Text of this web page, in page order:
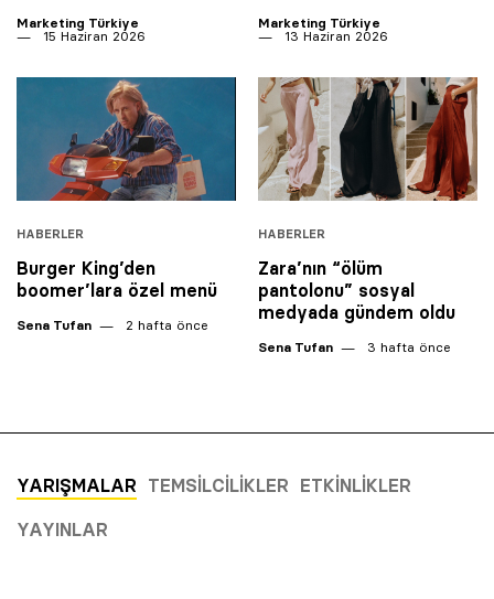
Marketing Türkiye
15 Haziran 2026
Marketing Türkiye
13 Haziran 2026
HABERLER
Burger King’den
boomer’lara özel menü
Sena Tufan 2 hafta önce
HABERLER
Zara’nın “ölüm
pantolonu” sosyal
medyada gündem oldu
Sena Tufan 3 hafta önce
YARIŞMALAR TEMSILCILIKLER ETKINLIKLER
YAYINLAR